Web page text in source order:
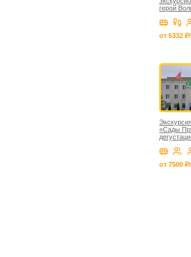
герой
от 5332
«Сады
от 7500